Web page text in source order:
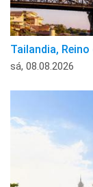
Tailandia, Reino
sá, 08.08.2026